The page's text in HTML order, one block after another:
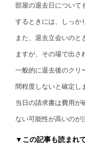
部屋の退去日について
するときには、しっか
また、退去立会いのと
ますが、その場で出さ
一般的に退去後のクリ
間程度しないと確定し
当日の請求書は費用が
ない可能性が高いのが
▼この記事も読まれ